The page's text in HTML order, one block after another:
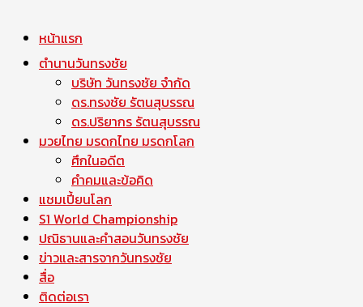
หน้าแรก
ตำนานวันทรงชัย
บริษัท วันทรงชัย จำกัด
ดร.ทรงชัย รัตนสุบรรณ
ดร.ปริยากร รัตนสุบรรณ
มวยไทย มรดกไทย มรดกโลก
ศึกในอดีต
คำคมและข้อคิด
แชมเปี้ยนโลก
S1 World Championship
ปณิธานและคำสอนวันทรงชัย
ข่าวและสารจากวันทรงชัย
สื่อ
ติดต่อเรา